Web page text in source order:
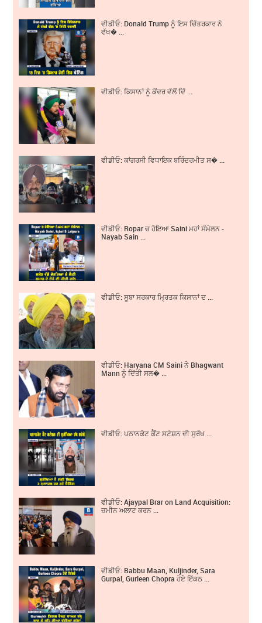
ਵੀਡੀਓ: Donald Trump ਨੂੰ ਇਸ ਚਿੱਤਰਕਾਰ ਨੇ
ਵੱਖ� ...
ਵੀਡੀਓ: ਕਿਸਾਨਾਂ ਨੂੰ ਕੇਂਦਰ ਵੱਲੋਂ ਦਿੱ ...
ਵੀਡੀਓ: ਕਾਂਗਰਸੀ ਵਿਧਾਇਕ ਬਰਿੰਦਰਮੀਤ ਸ� ...
ਵੀਡੀਓ: Ropar ਚ ਹੋਇਆ Saini ਮਹਾਂ ਸੰਮੇਲਨ -
Nayab Sain ...
ਵੀਡੀਓ: ਸੂਬਾ ਸਰਕਾਰ ਮ੍ਰਿਤਕ ਕਿਸਾਨਾਂ ਦ ...
ਵੀਡੀਓ: Haryana CM Saini ਨੇ Bhagwant
Mann ਨੂੰ ਦਿੱਤੀ ਸਲ� ...
ਵੀਡੀਓ: ਪਠਾਨਕੋਟ ਕੈਂਟ ਸਟੇਸ਼ਨ ਦੀ ਸੁਰੱਖ ...
ਵੀਡੀਓ: Ajaypal Brar on Land Acquisition:
ਜ਼ਮੀਨ ਅਲਾਟ ਕਰਨ ...
ਵੀਡੀਓ: Babbu Maan, Kuljinder, Sara
Gurpal, Gurleen Chopra ਹੋਏ ਇੱਕਠ ...